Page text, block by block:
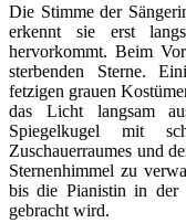
Die Stimme der
erkennt sie erst
hervorkommt. Beim
sterbenden Sterne.
fetzigen grauen
das Licht langsam
Spiegelkugel mit
Zuschauerraumes und
Sternenhimmel zu
bis die Pianistin in der
gebracht wird.